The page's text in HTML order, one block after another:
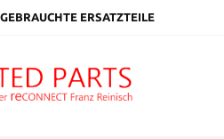
ERSATZTEILE